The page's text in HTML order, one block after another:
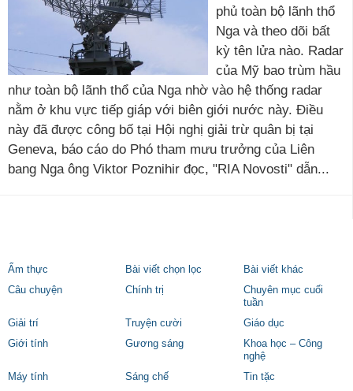
phủ toàn bộ lãnh thổ
Nga và theo dõi bất
kỳ tên lửa nào. Radar
của Mỹ bao trùm hầu
như toàn bộ lãnh thổ của Nga nhờ vào hệ thống radar
nằm ở khu vực tiếp giáp với biên giới nước này. Điều
này đã được công bố tại Hội nghị giải trừ quân bị tại
Geneva, báo cáo do Phó tham mưu trưởng của Liên
bang Nga ông Viktor Poznihir đọc, "RIA Novosti" dẫn...
Ẩm thực Bài viết chọn lọc
Bài viết khác
Câu chuyện
Chính trị
Chuyên mục cuối
tuần
Giải trí
Truyện cười
Giáo dục
Giới tính
Gương sáng
Khoa học – Công
nghệ
Máy tính
Sáng chế
Tin tặc